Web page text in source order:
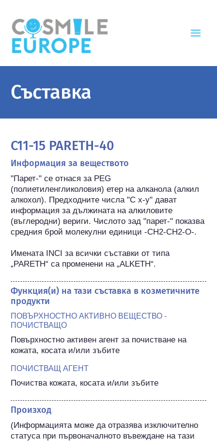
Съставка
C11-15 PARETH-40
Информация за веществото
"Парет-" се отнася за PEG
(полиетиленгликоловия) етер на алканола (алкил
алкохол). Предходните числа "C x-y" дават
информация за дължината на алкиловите
(въглеродни) вериги. Числото зад "парет-" показва
средния брой молекулни единици -CH2-CH2-O-.
Имената INCI за всички съставки от типа
„PARETH“ са променени на „ALKETH“.
Функция(и) на тази съставка в козметичните
продукти
ПОВЪРХНОСТНО АКТИВНО ВЕЩЕСТВО -
ПОЧИСТВАЩО
Повърхностно активен агент за почистване на
кожата, косата и/или зъбите
ПОЧИСТВАЩ АГЕНТ
Почиства кожата, косата и/или зъбите
Произход
(Информацията може да отразява изключително
статуса при първоначалното въвеждане на тази